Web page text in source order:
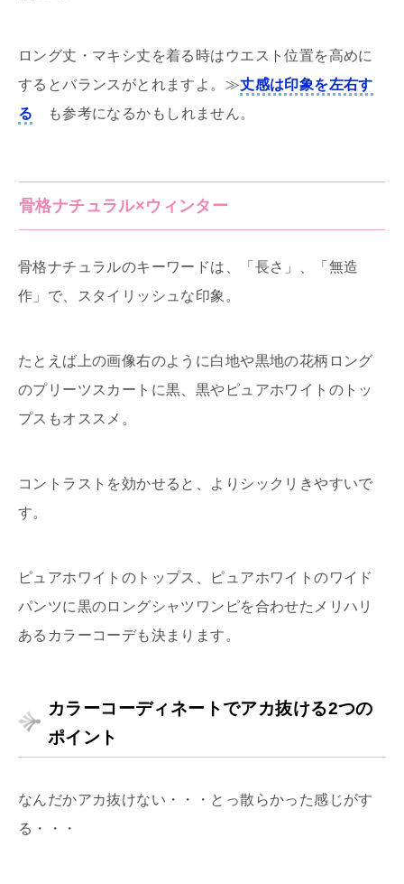
ロング丈・マキシ丈を着る時はウエスト位置を高めに
するとバランスがとれますよ。≫丈感は印象を左右す
る も参考になるかもしれません。
骨格ナチュラル×ウィンター
骨格ナチュラルのキーワードは、「長さ」、「無造
作」で、スタイリッシュな印象。
たとえば上の画像右のように白地や黒地の花柄ロング
のプリーツスカートに黒、黒やピュアホワイトのトッ
プスもオススメ。
コントラストを効かせると、よりシックリきやすいで
す。
ピュアホワイトのトップス、ピュアホワイトのワイド
パンツに黒のロングシャツワンピを合わせたメリハリ
あるカラーコーデも決まります。
カラーコーディネートでアカ抜ける2つの
ポイント
なんだかアカ抜けない・・・とっ散らかった感じがす
る・・・